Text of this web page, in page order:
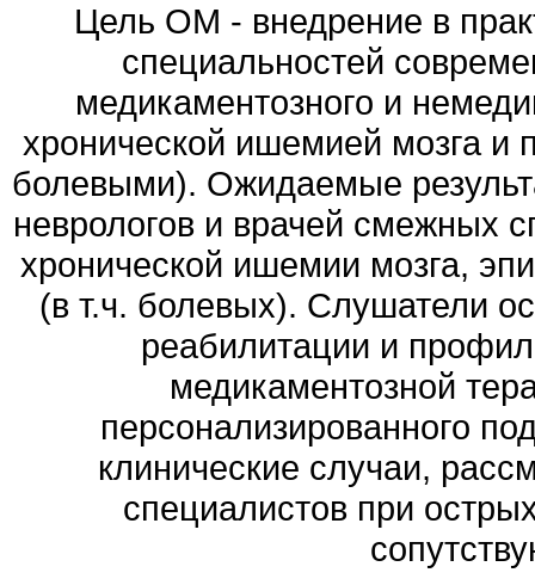
Цель ОМ - внедрение в
специальностей
медикаментозного и
хронической ишемией мозга и
болевыми). Ожидаемые
неврологов и врачей смежных
хронической ишемии мозга,
(в т.ч. болевых). Слушатели
реабилитации и
медикаментозной
персонализированного
клинические случаи,
специалистов при